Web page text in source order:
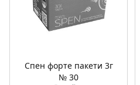
Спен форте пакети 3г
№ 30